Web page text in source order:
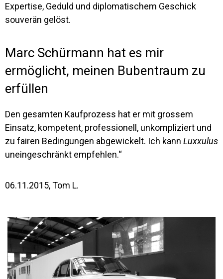
Expertise, Geduld und diplomatischem Geschick
souverän gelöst.
Marc Schürmann hat es mir
ermöglicht, meinen Bubentraum zu
erfüllen
Den gesamten Kaufprozess hat er mit grossem
Einsatz, kompetent, professionell, unkompliziert und
zu fairen Bedingungen abgewickelt. Ich kann Luxxulus
uneingeschränkt empfehlen.“
06.11.2015, Tom L.